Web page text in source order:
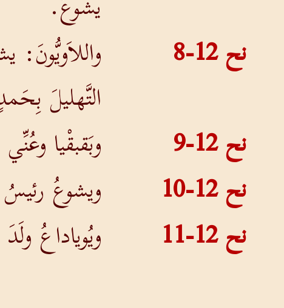
نح 12-8
واللاَويُّونَ:
التَّهليلَ
نح 12-9
وبَقبقْيا
نح 12-10
ويشوعُ رئيسُ
نح 12-11
ويُوياداعُ